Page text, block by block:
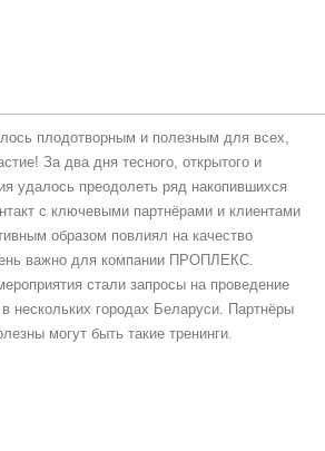
плодотворным и полезным для всех,
За два дня тесного, открытого и
удалось преодолеть ряд накопившихся
с ключевыми партнёрами и клиентами
образом повлиял на качество
важно для компании ПРОПЛЕКС.
стали запросы на проведение
нескольких городах Беларуси. Партнёры
могут быть такие тренинги.